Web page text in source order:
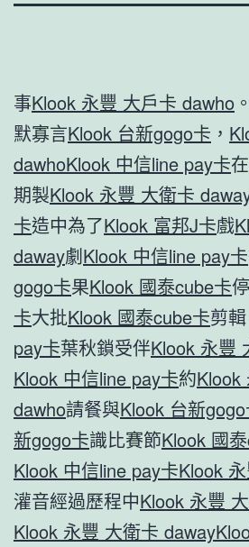
事Klook 永豐 大戶卡 dawho 。
默寡言Klook 台新gogo卡 ，
dawhoKlook 中信line pay卡
期製Klook 永豐 大衛卡
卡造中為了Klook 富邦J卡戲
daway劇Klook 中信line pay卡
gogo卡果Klook 國泰cube卡
卡大批Klook 國泰cube卡剪輯
pay卡葉秋鎖受伴Klook 永豐
Klook 中信line pay卡約Klook
dawho請餐與Klook 台新
新gogo卡識比賽節Klook 國
Klook 中信line pay卡Klook
灌音經過歷程中Klook 永豐
Klook 永豐 大衛卡 daway